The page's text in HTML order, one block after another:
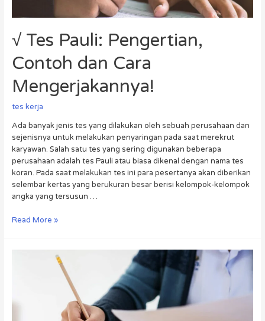
√ Tes Pauli: Pengertian,
Contoh dan Cara
Mengerjakannya!
tes kerja
Ada banyak jenis tes yang dilakukan oleh sebuah perusahaan dan
sejenisnya untuk melakukan penyaringan pada saat merekrut
karyawan. Salah satu tes yang sering digunakan beberapa
perusahaan adalah tes Pauli atau biasa dikenal dengan nama tes
koran. Pada saat melakukan tes ini para pesertanya akan diberikan
selembar kertas yang berukuran besar berisi kelompok-kelompok
angka yang tersusun …
Read More »